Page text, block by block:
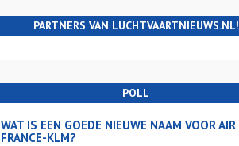
PARTNERS VAN LUCHTVAARTNIEUWS.NL!
POLL
WAT IS EEN GOEDE NIEUWE NAAM VOOR AIR
FRANCE-KLM?